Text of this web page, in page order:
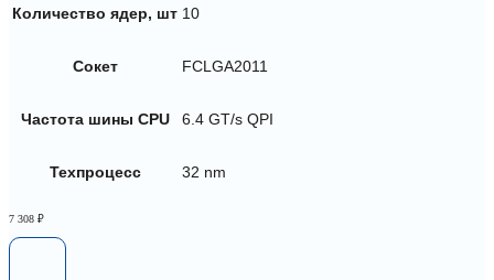
Количество ядер, шт 10
Сокет FCLGA2011
Частота шины CPU 6.4 GT/s QPI
Техпроцесс 32 nm
7 308 ₽